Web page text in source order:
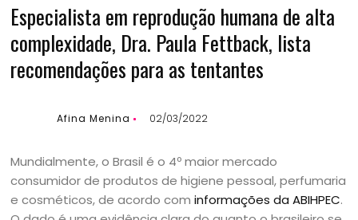
Especialista em reprodução humana de alta
complexidade, Dra. Paula Fettback, lista
recomendações para as tentantes
Afina Menina 02/03/2022
Mundialmente, o Brasil é o 4º maior mercado
consumidor de produtos de higiene pessoal, perfumaria
e cosméticos, de acordo com informações da ABIHPEC.